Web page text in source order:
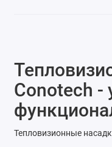
Conotech -
Тепловизионные